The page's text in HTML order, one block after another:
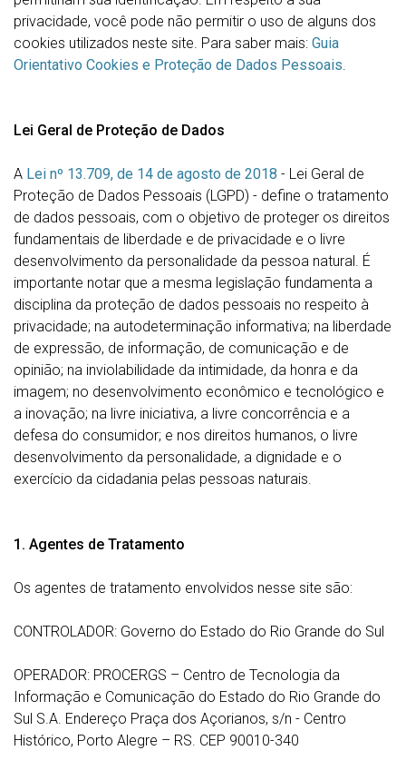
privacidade, você pode não permitir o uso de alguns dos
cookies utilizados neste site. Para saber mais: Guia
Orientativo Cookies e Proteção de Dados Pessoais.
Lei Geral de Proteção de Dados
A Lei nº 13.709, de 14 de agosto de 2018 - Lei Geral de
Proteção de Dados Pessoais (LGPD) - define o tratamento
de dados pessoais, com o objetivo de proteger os direitos
fundamentais de liberdade e de privacidade e o livre
desenvolvimento da personalidade da pessoa natural. É
importante notar que a mesma legislação fundamenta a
disciplina da proteção de dados pessoais no respeito à
privacidade; na autodeterminação informativa; na liberdade
de expressão, de informação, de comunicação e de
opinião; na inviolabilidade da intimidade, da honra e da
imagem; no desenvolvimento econômico e tecnológico e
a inovação; na livre iniciativa, a livre concorrência e a
defesa do consumidor; e nos direitos humanos, o livre
desenvolvimento da personalidade, a dignidade e o
exercício da cidadania pelas pessoas naturais.
1. Agentes de Tratamento
Os agentes de tratamento envolvidos nesse site são:
CONTROLADOR: Governo do Estado do Rio Grande do Sul
OPERADOR: PROCERGS – Centro de Tecnologia da
Informação e Comunicação do Estado do Rio Grande do
Sul S.A. Endereço Praça dos Açorianos, s/n - Centro
Histórico, Porto Alegre – RS. CEP 90010-340